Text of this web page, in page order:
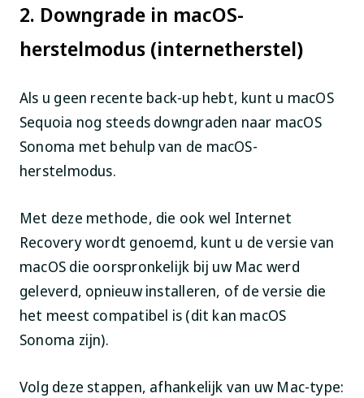
2. Downgrade in macOS-
herstelmodus (internetherstel)
Als u geen recente back-up hebt, kunt u macOS
Sequoia nog steeds downgraden naar macOS
Sonoma met behulp van de macOS-
herstelmodus.
Met deze methode, die ook wel Internet
Recovery wordt genoemd, kunt u de versie van
macOS die oorspronkelijk bij uw Mac werd
geleverd, opnieuw installeren, of de versie die
het meest compatibel is (dit kan macOS
Sonoma zijn).
Volg deze stappen, afhankelijk van uw Mac-type: